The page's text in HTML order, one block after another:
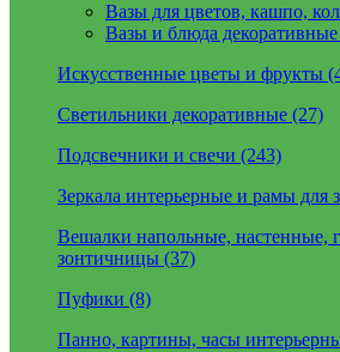
Вазы для цветов, кашпо,
Вазы и блюда декоративные
Искусственные цветы и фрукты
Светильники декоративные (27)
Подсвечники и свечи (243)
Зеркала интерьерные и рамы для
Вешалки напольные, настенные,
зонтичницы (37)
Пуфики (8)
Панно, картины, часы